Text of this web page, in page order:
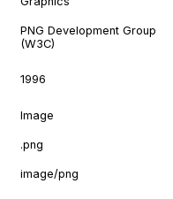
PNG Development Group
(W3C)
1996
Image
.png
image/png